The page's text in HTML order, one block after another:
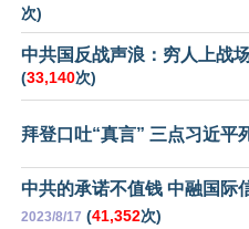
次)
中共国反战声浪：穷人上战
(33,140次)
拜登口吐“真言” 三点习近平
中共的承诺不值钱 中融国际
2023/8/17 (41,352次)